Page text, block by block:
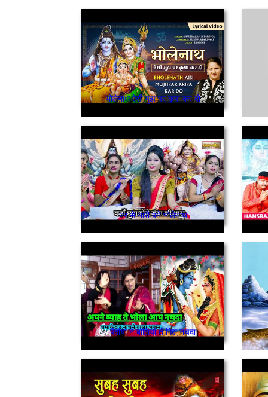
भोलेनाथ ऐसी मुझ पर कृपा कर दो
नर से नारी बने भोलेनाथ
पैंदीयां ने बोलियां ते गिद्दा नचदा